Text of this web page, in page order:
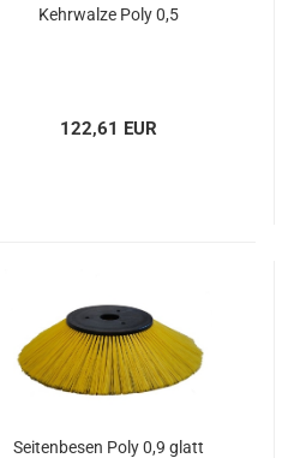
Kehrwalze Poly 0,5
122,61 EUR
Seitenbesen Poly 0,9 glatt